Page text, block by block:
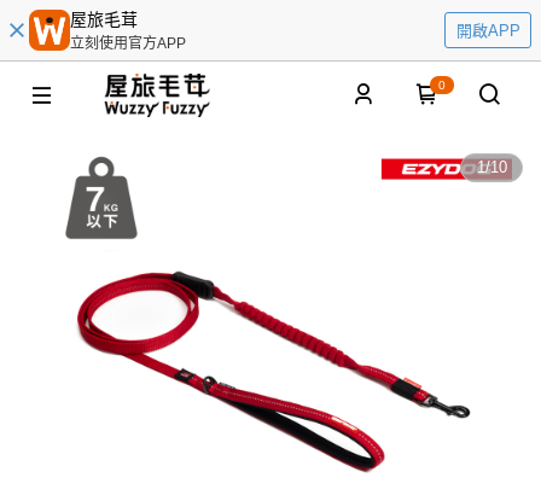
屋旅毛茸
立刻使用官方APP
開啟APP
0
1/10